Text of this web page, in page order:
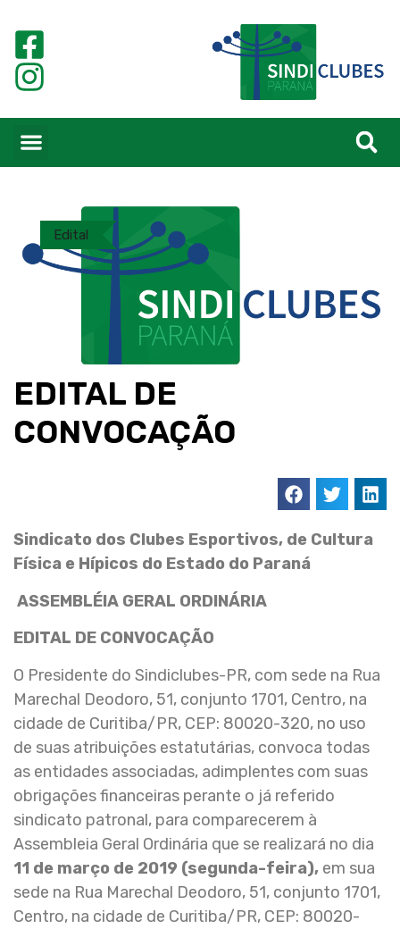
Edital
EDITAL DE
CONVOCAÇÃO
Sindicato dos Clubes Esportivos, de Cultura
Física e Hípicos do Estado do Paraná
ASSEMBLÉIA GERAL ORDINÁRIA
EDITAL DE CONVOCAÇÃO
O Presidente do Sindiclubes-PR, com sede na Rua
Marechal Deodoro, 51, conjunto 1701, Centro, na
cidade de Curitiba/PR, CEP: 80020-320, no uso
de suas atribuições estatutárias, convoca todas
as entidades associadas, adimplentes com suas
obrigações financeiras perante o já referido
sindicato patronal, para comparecerem à
Assembleia Geral Ordinária que se realizará no dia
11 de março de 2019 (segunda-feira), em sua
sede na Rua Marechal Deodoro, 51, conjunto 1701,
Centro, na cidade de Curitiba/PR, CEP: 80020-